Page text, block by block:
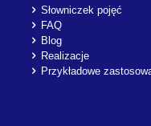
Słowniczek pojęć
FAQ
Blog
Realizacje
Przykładowe